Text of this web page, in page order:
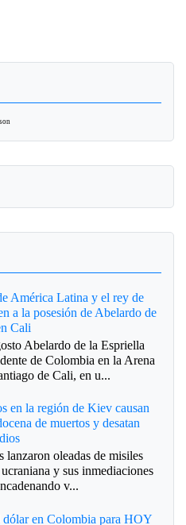
América Latina y el rey de
a la posesión de Abelardo de
Cali
Abelardo de la Espriella
de Colombia en la Arena
de Cali, en u...
en la región de Kiev causan
de muertos y desatan
lanzaron oleadas de misiles
y sus inmediaciones
v...
en Colombia para HOY